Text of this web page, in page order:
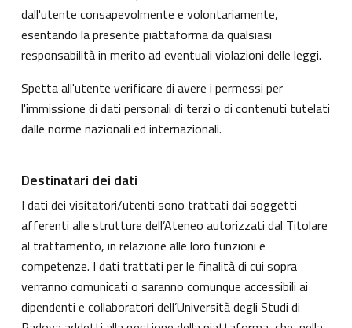
dall'utente consapevolmente e volontariamente,
esentando la presente piattaforma da qualsiasi
responsabilità in merito ad eventuali violazioni delle leggi.
Spetta all'utente verificare di avere i permessi per
l'immissione di dati personali di terzi o di contenuti tutelati
dalle norme nazionali ed internazionali.
Destinatari dei dati
I dati dei visitatori/utenti sono trattati dai soggetti
afferenti alle strutture dell’Ateneo autorizzati dal Titolare
al trattamento, in relazione alle loro funzioni e
competenze. I dati trattati per le finalità di cui sopra
verranno comunicati o saranno comunque accessibili ai
dipendenti e collaboratori dell’Università degli Studi di